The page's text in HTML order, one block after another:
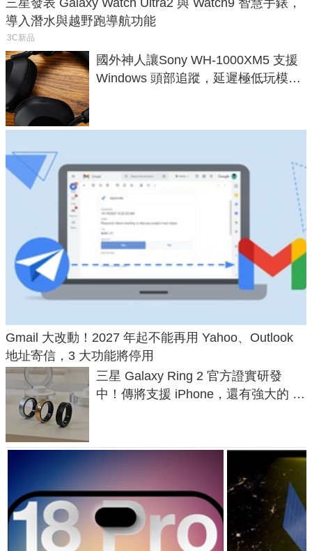
導入潛水與越野跑導航功能
3C新品
國外神人讓Sony WH-1000XM5 支援
Windows 頭部追蹤，延遲極低玩模擬
Gmail 大改動！2027 年起不能再用 Yahoo、Outlook
地址寄信，3 大功能將停用
三星 Galaxy Ring 2 官方證實研發
中！傳將支援 iPhone，還有強大的 AI